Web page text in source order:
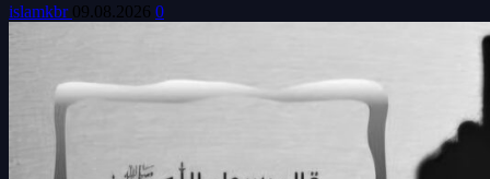
islamkbr 09.08.2026 0